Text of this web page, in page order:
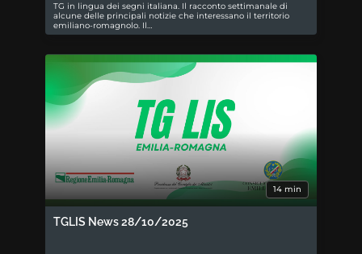
TG in lingua dei segni italiana. Il racconto settimanale di
alcune delle principali notizie che interessano il territorio
emiliano-romagnolo. Il…
14 min
TGLIS News 28/10/2025